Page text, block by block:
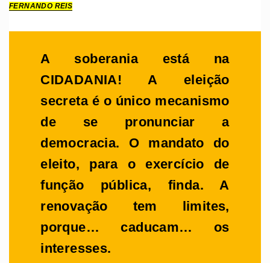
FERNANDO REIS
A soberania está na
CIDADANIA! A eleição
secreta é o único mecanismo
de se pronunciar a
democracia. O mandato do
eleito, para o exercício de
função pública, finda. A
renovação tem limites,
porque… caducam… os
interesses.